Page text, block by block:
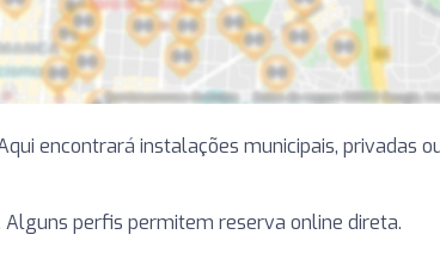
encontrará instalações municipais, privadas
Alguns perfis permitem reserva online direta.